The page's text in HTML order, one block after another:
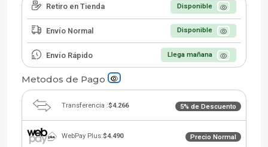
Retiro en Tienda Disponible
Envío Normal Disponible
Envío Rápido Llega mañana
Metodos de Pago
Transferencia :$4.266 5% de Descuento
WebPay Plus:$4.490 Precio Normal